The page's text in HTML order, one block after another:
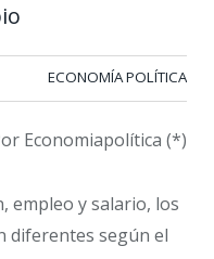
ECONOMÍA POLÍTICA
Economiapolítica (*)
empleo y salario, los
diferentes según el